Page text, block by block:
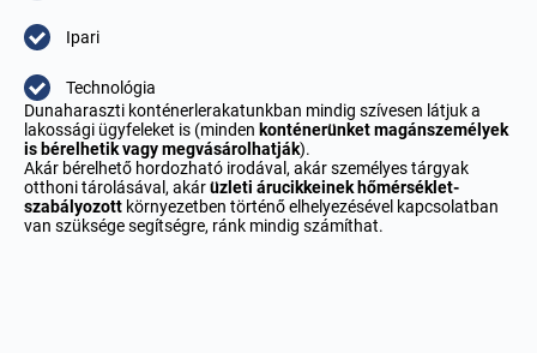
Ipari
Technológia
Dunaharaszti konténerlerakatunkban mindig szívesen látjuk a
lakossági ügyfeleket is (minden konténerünket magánszemélyek
is bérelhetik vagy megvásárolhatják).
Akár bérelhető hordozható irodával, akár személyes tárgyak
otthoni tárolásával, akárüzleti árucikkeinek hőmérséklet-
szabályozott környezetben történő elhelyezésével kapcsolatban
van szüksége segítségre, ránk mindig számíthat.